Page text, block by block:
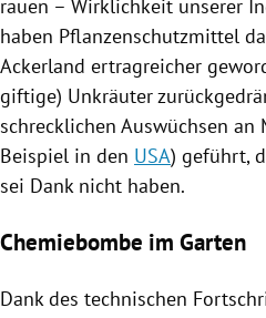
rauen – Wirklichkeit unserer
haben Pflanzenschutzmittel
Ackerland ertragreicher
giftige) Unkräuter
schrecklichen Auswüchsen
Beispiel in den USA) geführt,
sei Dank nicht haben.
Chemiebombe im Garten
Dank des technischen